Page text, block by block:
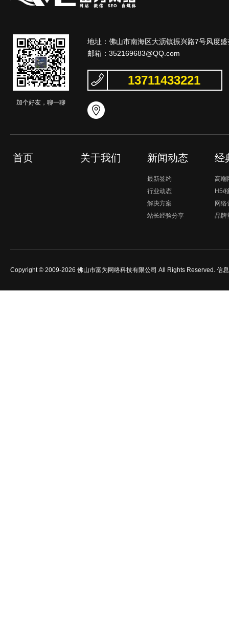
加个好友，聊一聊
地址：佛山市南海区大沥镇振兴路7号风度
邮箱： 352169683@QQ.com
13711433221
首页 关于我们 新闻动态
最新签约
行业动态
解决方案
站长经验分享
经
高端
H5/
网络
品牌
Copyright © 2009-2026 佛山市富为网络科技有限公司 All Rights Reserved. 信